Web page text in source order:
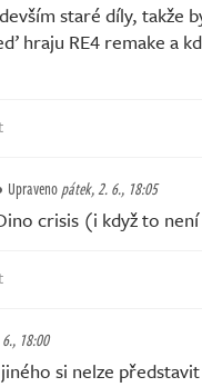
staré díly, takže
hraju RE4 remake a
Upravenopátek, 2. 6., 18:05
crisis (i když to není
18:00
si nelze